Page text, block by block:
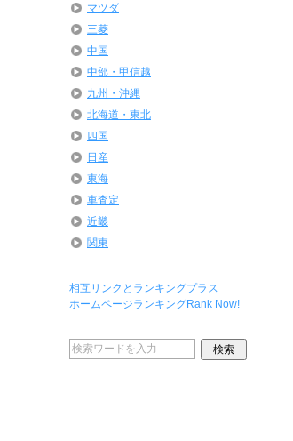
マツダ
三菱
中国
中部・甲信越
九州・沖縄
北海道・東北
四国
日産
東海
車査定
近畿
関東
相互リンクとランキングプラス
ホームページランキングRank Now!